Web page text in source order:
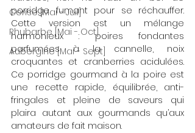
Cerise [Mai - Juil]
Rhubarbe [Mai - Oct]
Aubergine [Mai - Sept]
porridge fumant pour se réchauffer.
Cette version est un mélange
harmonieux : poires fondantes
parfumées à la cannelle, noix
croquantes et cranberries acidulées.
Ce porridge gourmand à la poire est
une recette rapide, équilibrée, anti-
fringales et pleine de saveurs qui
plaira autant aux gourmands qu’aux
amateurs de fait maison.